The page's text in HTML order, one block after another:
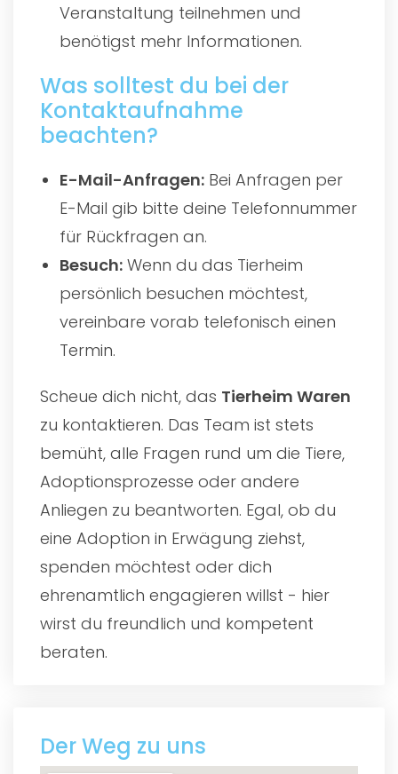
Veranstaltung teilnehmen und
benötigst mehr Informationen.
Was solltest du bei der
Kontaktaufnahme
beachten?
E-Mail-Anfragen: Bei Anfragen per
E-Mail gib bitte deine Telefonnummer
für Rückfragen an.
Besuch: Wenn du das Tierheim
persönlich besuchen möchtest,
vereinbare vorab telefonisch einen
Termin.
Scheue dich nicht, das Tierheim Waren
zu kontaktieren. Das Team ist stets
bemüht, alle Fragen rund um die Tiere,
Adoptionsprozesse oder andere
Anliegen zu beantworten. Egal, ob du
eine Adoption in Erwägung ziehst,
spenden möchtest oder dich
ehrenamtlich engagieren willst - hier
wirst du freundlich und kompetent
beraten.
Der Weg zu uns